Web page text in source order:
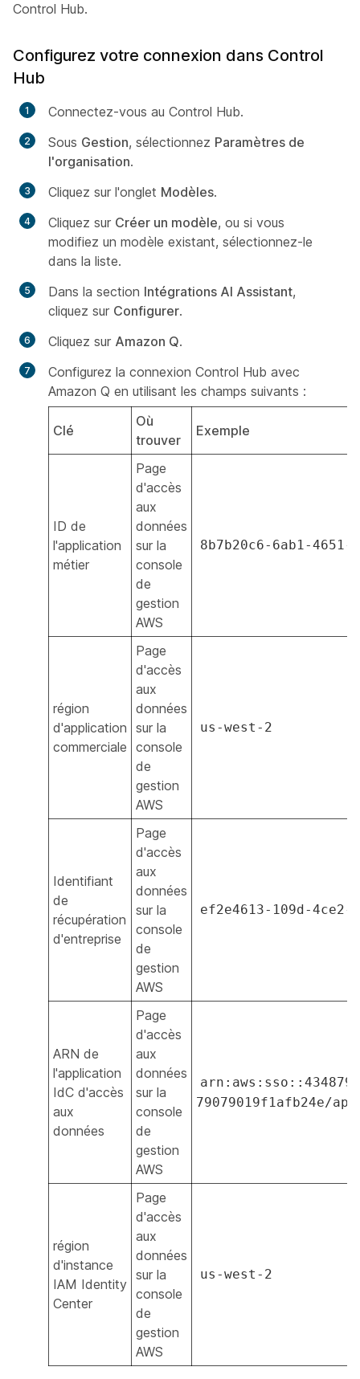
Control Hub.
Configurez votre connexion dans Control
Hub
Connectez-vous au Control Hub.
Sous Gestion, sélectionnez Paramètres de
l'organisation.
Cliquez sur l'onglet Modèles.
Cliquez sur Créer un modèle, ou si vous
modifiez un modèle existant, sélectionnez-le
dans la liste.
Dans la section Intégrations AI Assistant,
cliquez sur Configurer.
Cliquez sur Amazon Q.
Configurez la connexion Control Hub avec
Amazon Q en utilisant les champs suivants :
Clé
Où
trouver
Exemple
ID de
l'application
métier
Page
d'accès
aux
données
sur la
console
de
gestion
AWS
8b7b20c6-6ab1-4651-
région
d'application
commerciale
Page
d'accès
aux
données
sur la
console
de
gestion
AWS
us-west-2
Identifiant
de
récupération
d'entreprise
Page
d'accès
aux
données
sur la
console
de
gestion
AWS
ef2e4613-109d-4ce2-
ARN de
l'application
IdC d'accès
aux
données
Page
d'accès
aux
données
sur la
console
de
gestion
AWS
79079019f1afb24e/
région
d'instance
IAM Identity
Center
Page
d'accès
aux
données
sur la
console
de
gestion
AWS
us-west-2